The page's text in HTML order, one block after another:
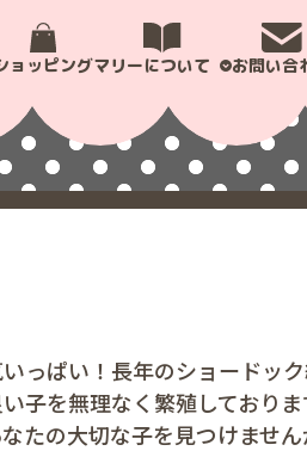
ョッピングマリーについて お問い合
っぱい！長年のショードッ
子を無理なく繁殖しており
たの大切な子を見つけません